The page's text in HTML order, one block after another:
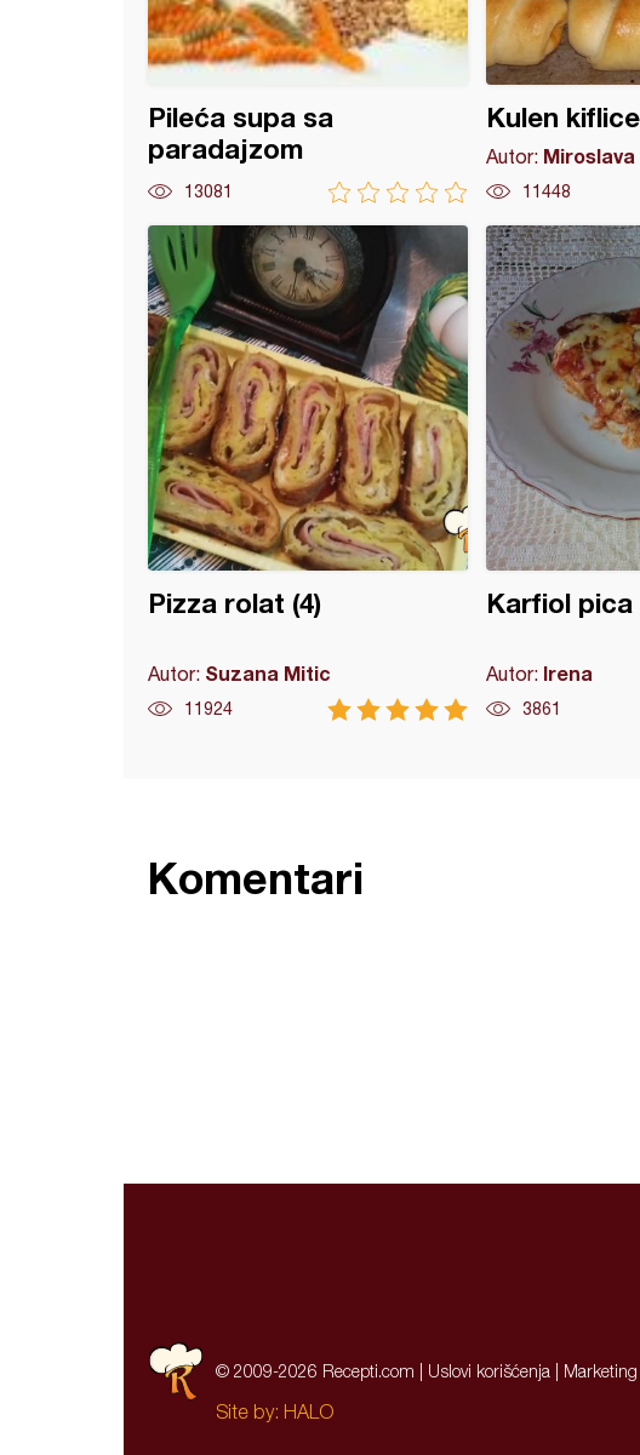
Pileća supa sa
paradajzom
13081
Kulen kiflice
Autor:
11448
Pizza rolat (4)
Autor: Suzana Mitic
11924
Karfiol pica
Autor: Irena
3861
Komentari
© 2009-2026 Recepti.com | Uslovi korišćenja Marketing
Site by: HALO